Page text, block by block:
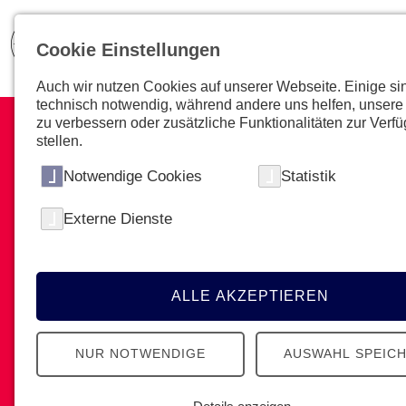
Hauptberuflich mehr
bewegen
Werde Johanniter und hilf Menschen in
vielen verschiedenen Bereichen - von
Cookie Einstellungen
Auch wir nutzen Cookies auf unserer Webseite. Einige
technisch notwendig, während andere uns helfen,
zu verbessern oder zusätzliche Funktionalitäten zur
stellen.
Notwendige Cookies Statistik
Externe Dienste
ALLE AKZEPTIEREN
NUR NOTWENDIGE AUSWAHL